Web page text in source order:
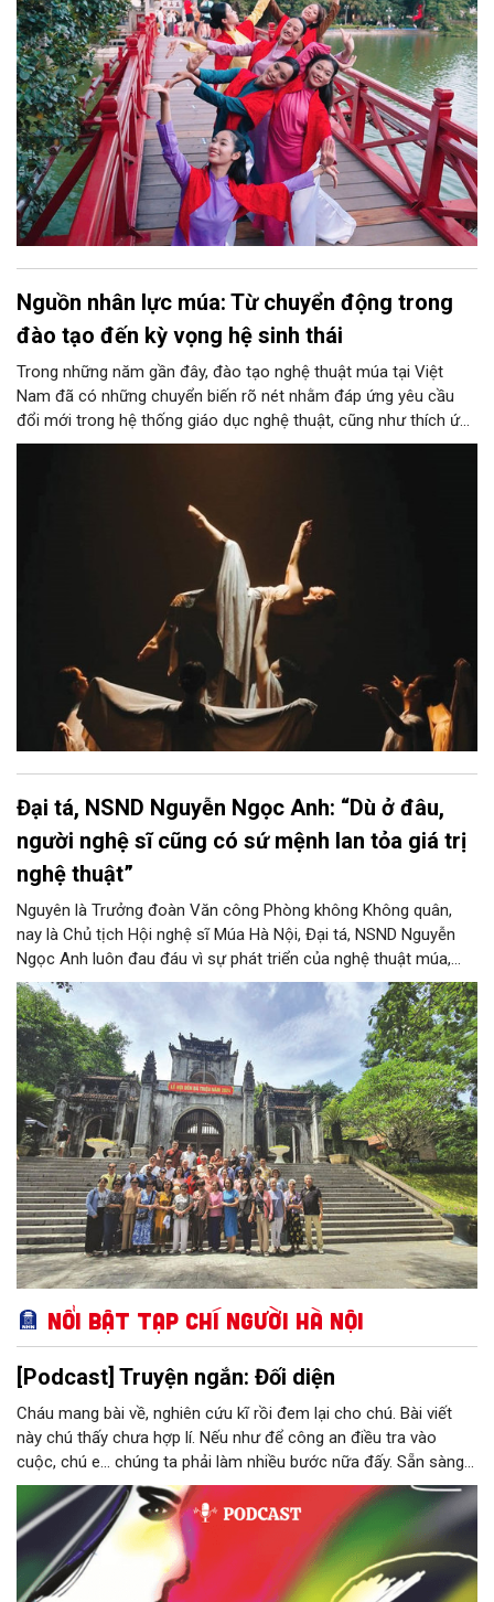
mới.
Nguồn nhân lực múa: Từ chuyển động trong
đào tạo đến kỳ vọng hệ sinh thái
Trong những năm gần đây, đào tạo nghệ thuật múa tại Việt
Nam đã có những chuyển biến rõ nét nhằm đáp ứng yêu cầu
đổi mới trong hệ thống giáo dục nghệ thuật, cũng như thích ứng
với sự thay đổi nhanh chóng của đời sống biểu diễn và thị
yêu cầu mới cho các cơ sở đào tạo chuyên nghiệp. Kỳ thi tốt
nghiệp của Khoa Múa - Trường Đại học Sân khấu và Điện ảnh
Hà Nội năm 2025 đã cho thấy rõ xu hướng này với nhiều tín hiệu
tích cực trong đào tạo song vẫn còn nhiều vấn đề cần giải
quyết từ góc độ chính sách và hệ sinh thái nghề nghiệp dành
cho nghệ sĩ múa trẻ.
Đại tá, NSND Nguyễn Ngọc Anh: “Dù ở đâu,
người nghệ sĩ cũng có sứ mệnh lan tỏa giá trị
nghệ thuật”
Nguyên là Trưởng đoàn Văn công Phòng không Không quân,
nay là Chủ tịch Hội nghệ sĩ Múa Hà Nội, Đại tá, NSND Nguyễn
Ngọc Anh luôn đau đáu vì sự phát triển của nghệ thuật múa,
không ngừng bồi đắp, lan tỏa năng lượng tích cực, góp phần
nâng cao đời sống tinh thần của quân và dân. Điềm tĩnh, dễ gần
nhưng ẩn sâu trong con người nghệ sĩ, chiến sĩ ấy là một trái
tim chất chứa tình yêu và niềm tin sắt son dành cho nghệ thuật,
dành cho quân đội. Tạp chí Người Hà Nội đã có cuộc trò
chuyện cùng Đại tá, NSND Nguyễn Ngọc Anh xung quanh những
kỷ niệm trên con đường nghệ thuật và trăn trở với sự phát triển
nghệ thuật múa của Thủ đô, của nước nhà.
Nổi bật Tạp chí Người Hà Nội
[Podcast] Truyện ngắn: Đối diện
Cháu mang bài về, nghiên cứu kĩ rồi đem lại cho chú. Bài viết
này chú thấy chưa hợp lí. Nếu như để công an điều tra vào
cuộc, chú e… chúng ta phải làm nhiều bước nữa đấy. Sẵn sàng
thì tiếp tục nhé! Chú Minh cầm tập bài viết đưa lại cho Thy. Cô
ngại ngùng đỡ lấy. Đây là lần thứ ba, loạt bài phóng sự của mình
bị Tổng biên tập kêu lên để trả lại...